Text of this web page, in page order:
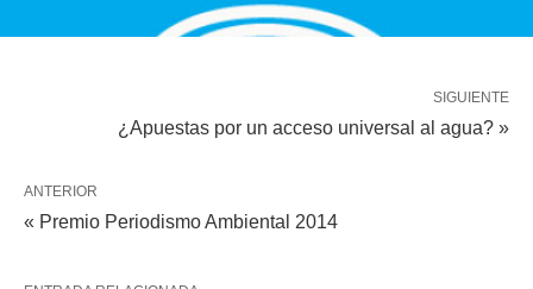
SIGUIENTE
¿Apuestas por un acceso universal al agua? »
ANTERIOR
« Premio Periodismo Ambiental 2014